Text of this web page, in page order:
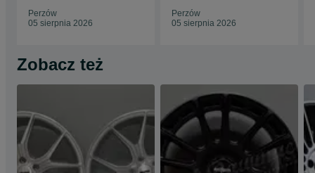
Perzów
05 sierpnia 2026
Perzów
05 sierpnia 2026
Zobacz też